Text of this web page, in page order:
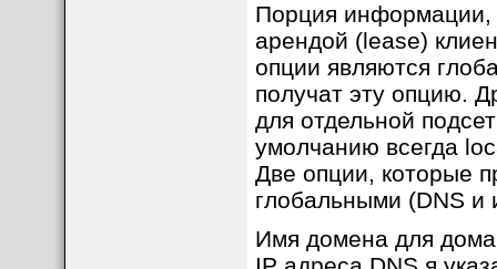
Порция информации,
арендой (lease)
опции являются
получат эту опцию.
для отдельной
умолчанию всегда
Две опции, которые
глобальными (DNS
Имя домена для